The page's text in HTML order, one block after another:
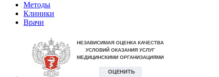
Методы
Клиники
Врачи